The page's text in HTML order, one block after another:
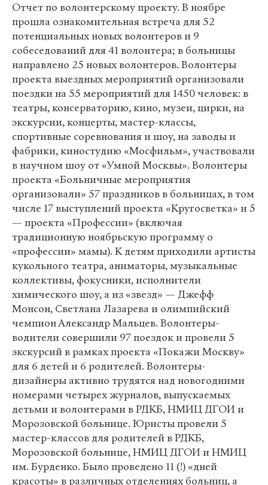
Отчет по волонтерскому проекту. В ноябре
прошла ознакомительная встреча для 52
потенциальных новых волонтеров и 9
собеседований для 41 волонтера; в больницы
направлено 25 новых волонтеров. Волонтеры
проекта выездных мероприятий организовали
поездки на 55 мероприятий для 1450 человек: в
театры, консерваторию, кино, музеи, цирки, на
экскурсии, концерты, мастер-классы,
спортивные соревнования и шоу, на заводы и
фабрики, киностудию «Мосфильм», участвовали
в научном шоу от «Умной Москвы». Волонтеры
проекта «Больничные мероприятия
организовали» 57 праздников в больницах, в том
числе 17 выступлений проекта «Кругосветка» и 5
— проекта «Профессии» (включая
традиционную ноябрьскую программу о
«профессии» мамы). К детям приходили артисты
кукольного театра, аниматоры, музыкальные
коллективы, фокусники, исполнители
химического шоу, а из «звезд» — Джефф
Монсон, Светлана Лазарева и олимпийский
чемпион Александр Мальцев. Волонтеры-
водители совершили 97 поездок и провели 5
экскурсий в рамках проекта «Покажи Москву»
для 6 детей и 6 родителей. Волонтеры-
дизайнеры активно трудятся над новогодними
номерами четырех журналов, выпускаемых
детьми и волонтерами в РДКБ, НМИЦ ДГОИ и
Морозовской больнице. Юристы провели 5
мастер-классов для родителей в РДКБ,
Морозовской больнице, НМИЦ ДГОИ и НМИЦ
им. Бурденко. Было проведено 11 (!) «дней
красоты» в различных отделениях больниц, а